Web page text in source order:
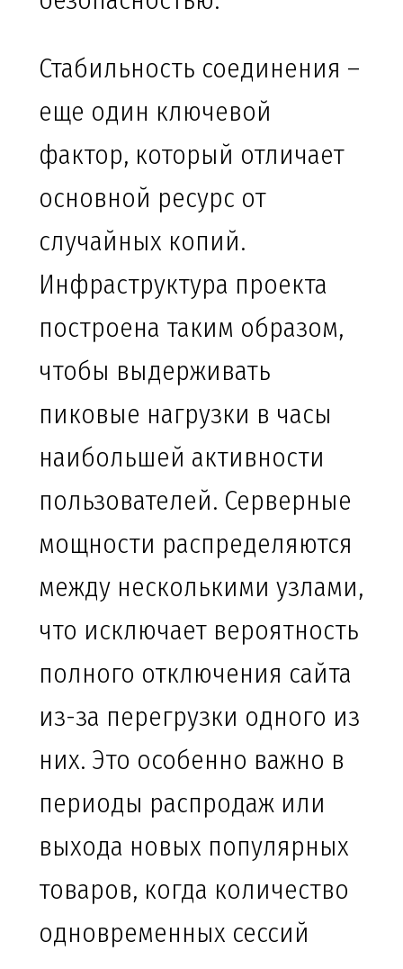
Стабильность соединения –
еще один ключевой
фактор, который отличает
основной ресурс от
случайных копий.
Инфраструктура проекта
построена таким образом,
чтобы выдерживать
пиковые нагрузки в часы
наибольшей активности
пользователей. Серверные
мощности распределяются
между несколькими узлами,
что исключает вероятность
полного отключения сайта
из-за перегрузки одного из
них. Это особенно важно в
периоды распродаж или
выхода новых популярных
товаров, когда количество
одновременных сессий